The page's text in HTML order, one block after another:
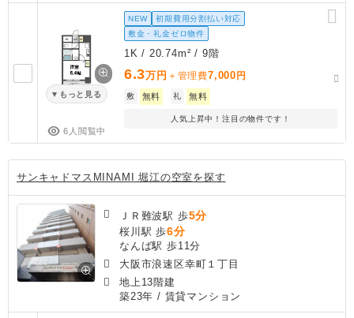
もっと見る
6人閲覧中
NEW
初期費用分割払い対応
敷金・礼金ゼロ物件
1K / 20.74m² / 9階
6.3万円 ＋管理費7,000 円
敷 無料 礼 無料
人気上昇中！注目の物件です！
サンキャドマスMINAMI 堀江の空室を探す
ＪＲ難波駅 歩5分
桜川駅 歩6分
なんば駅 歩11分
大阪市浪速区幸町１丁目
地上13階建
築23年 / 賃貸マンション